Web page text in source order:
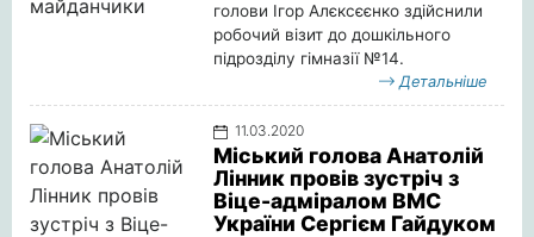
голови Ігор Алєксєєнко здійснили
робочий візит до дошкільного
підрозділу гімназії №14.
Детальніше
11.03.2020
Міський голова Анатолій
Лінник провів зустріч з
Віце-адміралом ВМС
України Сергієм Гайдуком